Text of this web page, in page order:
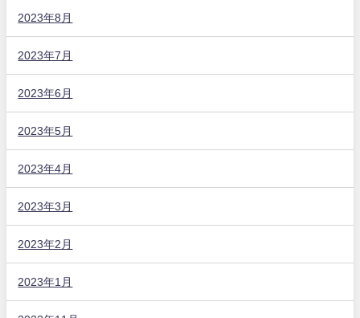
2023年8月
2023年7月
2023年6月
2023年5月
2023年4月
2023年3月
2023年2月
2023年1月